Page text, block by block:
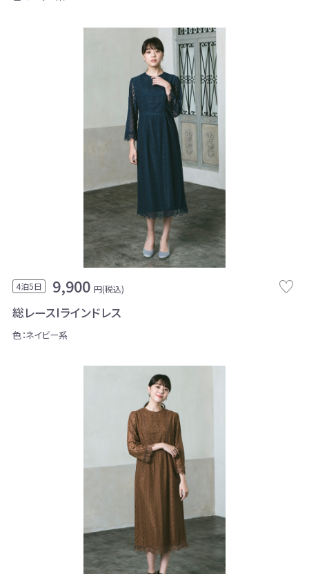
4泊5日 9,900 円(税込)
総レースIラインドレス
色：ネイビー系